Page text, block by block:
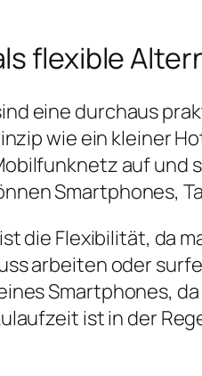
flexible
eine durchaus
wie ein kleiner
auf und
Smartphones,
die Flexibilität, da
arbeiten oder
Smartphones,
ist in der